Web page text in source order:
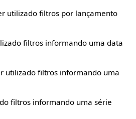
utilizado filtros por lançamento
filtros informando uma data
utilizado filtros informando uma
filtros informando uma série